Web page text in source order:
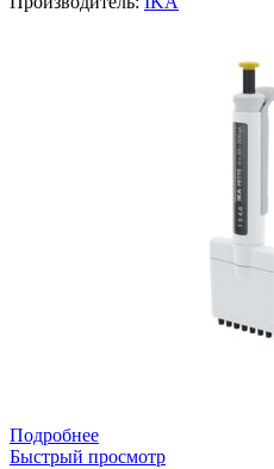
Подробнее
Быстрый просмотр